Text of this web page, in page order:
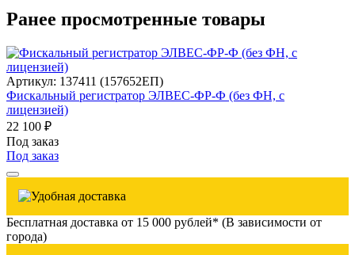
Ранее просмотренные товары
Артикул: 137411 (157652ЕП)
Фискальный регистратор ЭЛВЕС-ФР-Ф (без ФН, с
лицензией)
22 100 ₽
Под заказ
Под заказ
Бесплатная доставка от 15 000 рублей* (В зависимости от
города)